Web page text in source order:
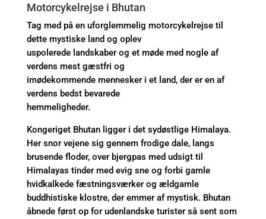
Motorcykelrejse i Bhutan
Tag med på en uforglemmelig motorcykelrejse til
dette mystiske land og oplev
uspolerede landskaber og et møde med nogle af
verdens mest gæstfri og
imødekommende mennesker i et land, der er en af
verdens bedst bevarede
hemmeligheder.
Kongeriget Bhutan ligger i det sydøstlige Himalaya.
Her snor vejene sig gennem frodige dale, langs
brusende floder, over bjergpas med udsigt til
Himalayas tinder med evig sne og forbi gamle
hvidkalkede fæstningsværker og ældgamle
buddhistiske klostre, der emmer af mystisk. Bhutan
åbnede først op for udenlandske turister så sent som